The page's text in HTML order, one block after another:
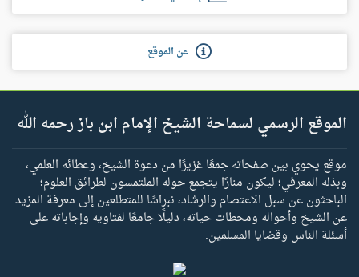
عن الموقع
الموقع الرسمي لسماحة الشيخ الإمام ابن باز رحمه الله
موقع يحوي بين صفحاته جمعًا غزيرًا من دعوة الشيخ، وعطائه العلمي،
وبذله المعرفي؛ ليكون منارًا يتجمع حوله الملتمسون لطرائق العلوم؛
الباحثون عن سبل الاعتصام والرشاد، نبراسًا للمتطلعين إلى معرفة المزيد
عن الشيخ وأحواله ومحطات حياته، دليلًا جامعًا لفتاويه وإجاباته على
أسئلة الناس وقضايا المسلمين.